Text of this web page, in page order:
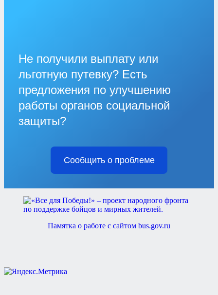
Не получили выплату или
льготную путевку? Есть
предложения по улучшению
работы органов социальной
защиты?
Сообщить о проблеме
Памятка о работе с сайтом bus.gov.ru